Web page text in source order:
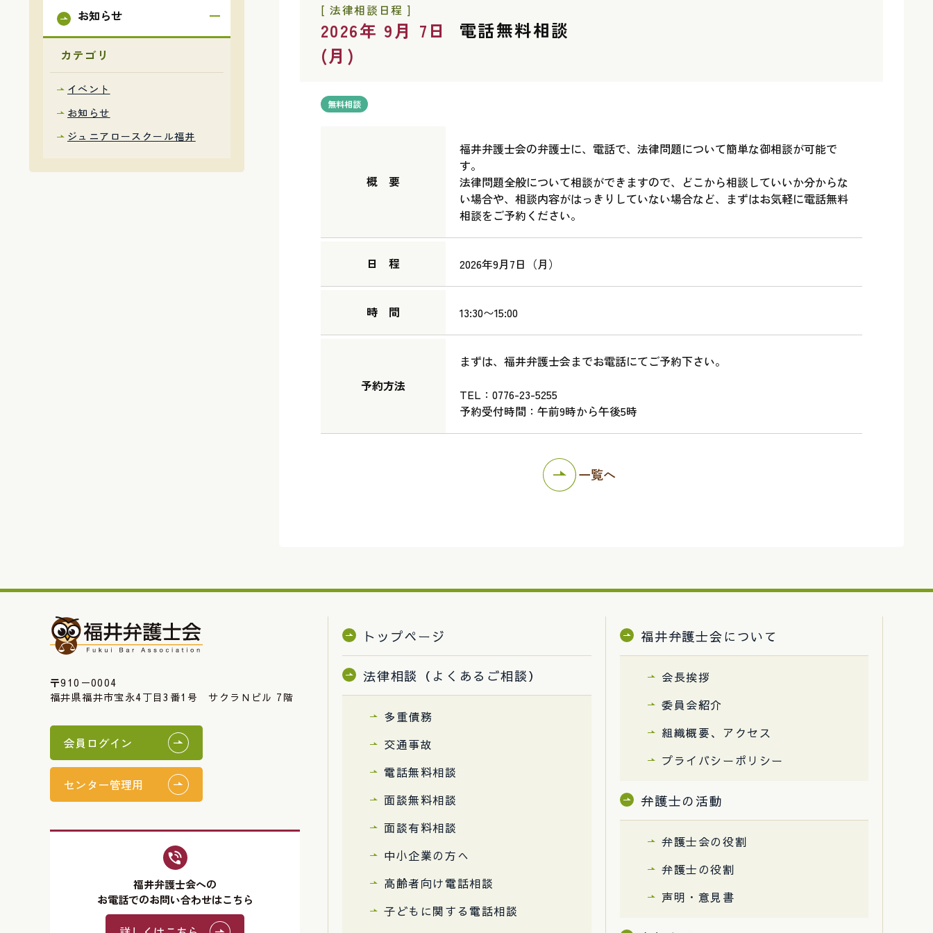
お知らせ
カテゴリ
イベント
お知らせ
ジュニアロースクール福井
[ 法律相談日程 ]
2026年 9月 7日
(月)
電話無料相談
無料相談
概 要
福井弁護士会の弁護士に、電話で、法律問題について簡単な御相談が可能で
す。
法律問題全般について相談ができますので、どこから相談していいか分からな
い場合や、相談内容がはっきりしていない場合など、まずはお気軽に電話無料
相談をご予約ください。
日 程 2026年9月7日（月）
時 間 13:30〜15:00
予約方法
まずは、福井弁護士会までお電話にてご予約下さい。
TEL：0776-23-5255
予約受付時間：午前9時から午後5時
一覧へ
〒910－0004
福井県福井市宝永4丁目3番1号 サクラＮビル 7階
会員ログイン
センター管理用
福井弁護士会への
お電話でのお問い合わせはこちら
トップページ
法律相談（よくあるご相談）
多重債務
交通事故
電話無料相談
面談無料相談
面談有料相談
中小企業の方へ
高齢者向け電話相談
子どもに関する電話相談
福井弁護士会について
会長挨拶
委員会紹介
組織概要、アクセス
プライバシーポリシー
弁護士の活動
弁護士会の役割
弁護士の役割
声明・意見書